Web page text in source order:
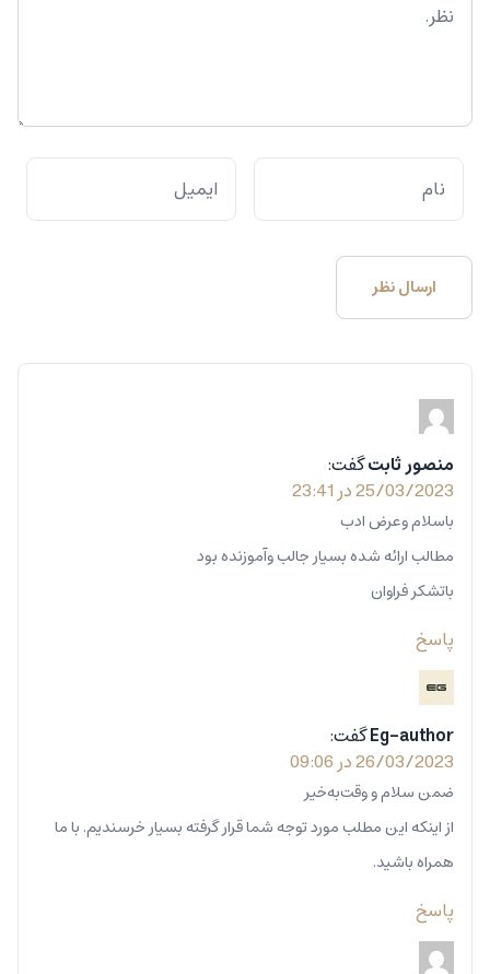
منصور ثابتگفت:
25/03/2023 در 23:41
باسلام وعرض ادب
مطالب ارائه شده بسیار جالب وآموزنده بود
باتشکر فراوان
پاسخ
Eg-authorگفت:
26/03/2023 در 09:06
ضمن سلام و وقت‌به‌خیر
از اینکه این مطلب مورد توجه شما قرار گرفته بسیار خرسندیم. با ما
همراه باشید.
پاسخ